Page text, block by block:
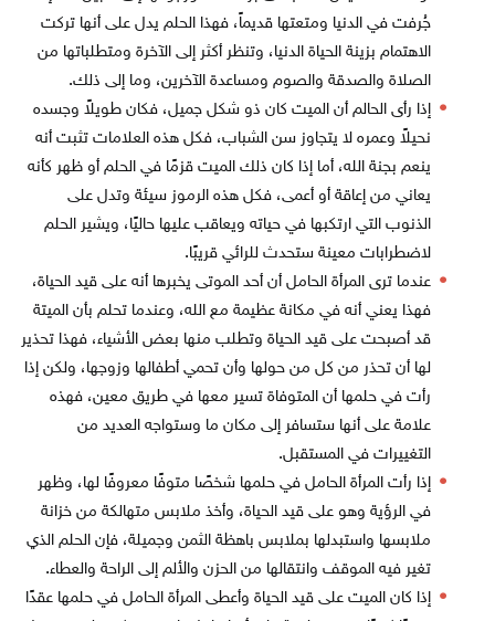
جُرفت في الدنيا ومتعتها قديماً، فهذا الحلم يدل على أنها تركت
الاهتمام بزينة الحياة الدنيا، وتنظر أكثر إلى الآخرة ومتطلباتها من
الصلاة والصدقة والصوم ومساعدة الآخرين، وما إلى ذلك.
إذا رأى الحالم أن الميت كان ذو شكل جميل، فكان طويلاً وجسده
نحيلاً وعمره لا يتجاوز سن الشباب، فكل هذه العلامات تثبت أنه
ينعم بجنة الله، أما إذا كان ذلك الميت قزمًا في الحلم أو ظهر كأنه
يعاني من إعاقة أو أعمى، فكل هذه الرموز سيئة وتدل على
الذنوب التي ارتكبها في حياته ويعاقب عليها حاليًا، ويشير الحلم
لاضطرابات معينة ستحدث للرائي قريبًا.
عندما ترى المرأة الحامل أن أحد الموتى يخبرها أنه على قيد الحياة،
فهذا يعني أنه في مكانة عظيمة مع الله، وعندما تحلم بأن الميتة
قد أصبحت على قيد الحياة وتطلب منها بعض الأشياء، فهذا تحذير
لها أن تحذر من كل من حولها وأن تحمي أطفالها وزوجها، ولكن إذا
رأت في حلمها أن المتوفاة تسير معها في طريق معين، فهذه
علامة على أنها ستسافر إلى مكان ما وستواجه العديد من
التغييرات في المستقبل.
إذا رأت المرأة الحامل في حلمها شخصًا متوفًا معروفًا لها، وظهر
في الرؤية وهو على قيد الحياة، وأخذ ملابس متهالكة من خزانة
ملابسها واستبدلها بملابس باهظة الثمن وجميلة، فإن الحلم الذي
تغير فيه الموقف وانتقالها من الحزن والألم إلى الراحة والعطاء.
إذا كان الميت على قيد الحياة وأعطى المرأة الحامل في حلمها عقدًا